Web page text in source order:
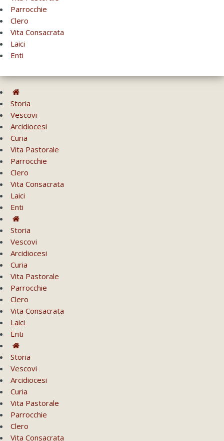
Parrocchie
Clero
Vita Consacrata
Laici
Enti
Storia
Vescovi
Arcidiocesi
Curia
Vita Pastorale
Parrocchie
Clero
Vita Consacrata
Laici
Enti
Storia
Vescovi
Arcidiocesi
Curia
Vita Pastorale
Parrocchie
Clero
Vita Consacrata
Laici
Enti
Storia
Vescovi
Arcidiocesi
Curia
Vita Pastorale
Parrocchie
Clero
Vita Consacrata